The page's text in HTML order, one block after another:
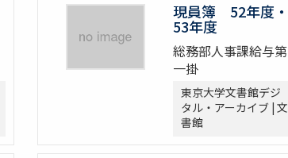
現員簿 52年度・
53年度
総務部人事課給与第
一掛
東京大学文書館デジ
タル・アーカイブ | 文
書館